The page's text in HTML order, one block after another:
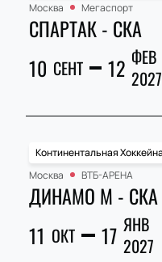
Москва
Мегаспорт
СПАРТАК - СКА
10 СЕНТ 12 ФЕВ
2027
Континентальная
Москва
ВТБ-АРЕНА
ДИНАМО М - СКА
11 ОКТ 17 ЯНВ
2027